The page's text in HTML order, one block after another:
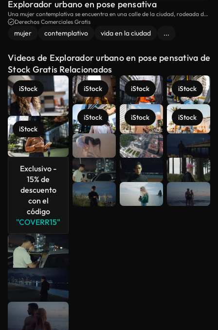
Explorador urbano en pose pensativa
Una mujer contemplativa se encuentra en una calle de la ciudad, rodeada de
autos estacionados y edificios modernos.
Derechos Comerciales Gratis
mujer contemplativo vida en la ciudad ...
Videos de Explorador urbano en pose pensativa de
Stock Gratis Relacionados
iStock
iStock
Exclusivo -
15% de
descuento
con el
código
"COVERR15"
iStock
iStock
iStock
iStock
iStock
iStock
Ver más